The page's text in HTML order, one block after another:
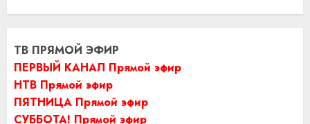
ТВ ПРЯМОЙ ЭФИР
ПЕРВЫЙ КАНАЛ Прямой эфир
НТВ Прямой эфир
ПЯТНИЦА Прямой эфир
СУББОТА! Прямой эфир